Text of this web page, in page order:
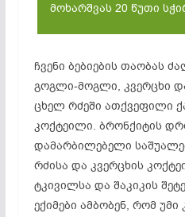
მოხარშვას 20 წუთი
ჩვენი ბებიების თაობას
გოგლი-მოგლი, კვერცხი
ცხელ რძეში ათქვეფილი
კოქტეილი. ბრონქიტის
დამარბილებელი
რძისა და კვერცხის
ტკივილსა და შაკიკის
ექიმები ამბობენ, რომ